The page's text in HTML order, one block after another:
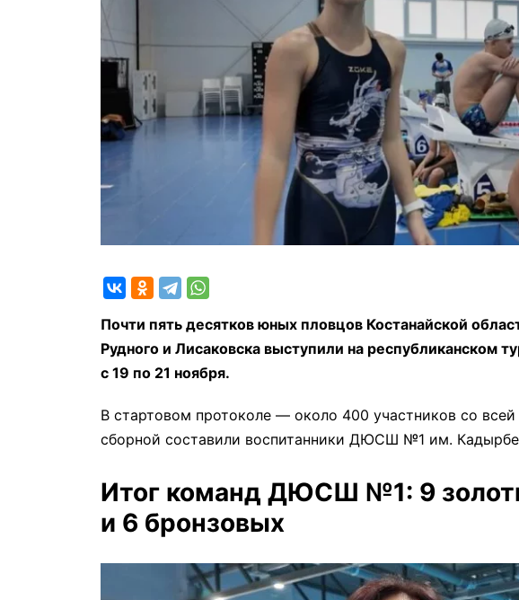
Почти пять десятков юных пловцов Костанайской
Рудного и Лисаковска выступили на республиканском
с 19 по 21 ноября.
В стартовом протоколе — около 400 участников со
сборной составили воспитанники ДЮСШ №1 им.
Итог команд ДЮСШ №1: 9
и 6 бронзовых